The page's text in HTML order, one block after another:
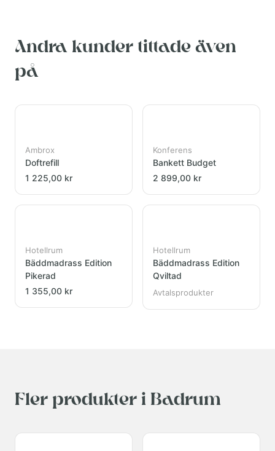
Andra kunder tittade även
på
Ambrox
Doftrefill
1 225,00 kr
Konferens
Bankett Budget
2 899,00 kr
Hotellrum
Bäddmadrass Edition
Pikerad
1 355,00 kr
Hotellrum
Bäddmadrass Edition
Qviltad
Avtalsprodukter
Fler produkter i Badrum